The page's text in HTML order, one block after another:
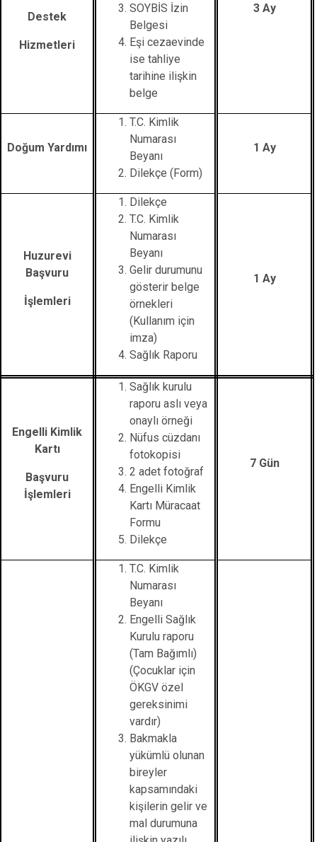
Destek
Hizmetleri
SOYBİS İzin
Belgesi
Eşi cezaevinde
ise tahliye
tarihine ilişkin
belge
3 Ay
Doğum Yardımı
T.C. Kimlik
Numarası
Beyanı
Dilekçe (Form)
1 Ay
Huzurevi
Başvuru
İşlemleri
Dilekçe
T.C. Kimlik
Numarası
Beyanı
Gelir durumunu
gösterir belge
örnekleri
(Kullanım için
imza)
Sağlık Raporu
1 Ay
Engelli Kimlik
Kartı
Başvuru
İşlemleri
Sağlık kurulu
raporu aslı veya
onaylı örneği
Nüfus cüzdanı
fotokopisi
2 adet fotoğraf
Engelli Kimlik
Kartı Müracaat
Formu
Dilekçe
7 Gün
T.C. Kimlik
Numarası
Beyanı
Engelli Sağlık
Kurulu raporu
(Tam Bağımlı)
(Çocuklar için
ÖKGV özel
gereksinimi
vardır)
Bakmakla
yükümlü olunan
bireyler
kapsamındaki
kişilerin gelir ve
mal durumuna